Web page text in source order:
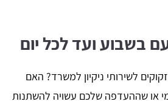
בשבוע ועד לכל יום
לשירותי ניקיון למשרד? האם
או שההעדפה שלכם עשויה להשתנות